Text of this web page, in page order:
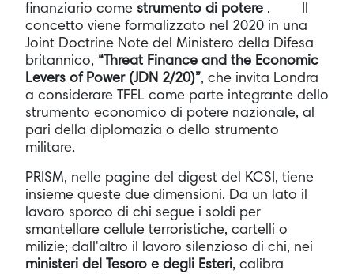
finanziario come strumento di potere . Il
concetto viene formalizzato nel 2020 in una
Joint Doctrine Note del Ministero della Difesa
britannico, “Threat Finance and the Economic
Levers of Power (JDN 2/20)”, che invita Londra
a considerare TFEL come parte integrante dello
strumento economico di potere nazionale, al
pari della diplomazia o dello strumento
militare.
PRISM, nelle pagine del digest del KCSI, tiene
insieme queste due dimensioni. Da un lato il
lavoro sporco di chi segue i soldi per
smantellare cellule terroristiche, cartelli o
milizie; dall'altro il lavoro silenzioso di chi, nei
ministeri del Tesoro e degli Esteri, calibra